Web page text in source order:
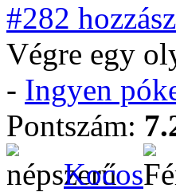
#282
Végre egy
- Ingyen
Pontszám:
Kocos